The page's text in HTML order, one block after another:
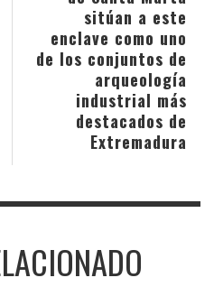
sitúan a este
enclave como uno
de los conjuntos de
arqueología
industrial más
destacados de
Extremadura